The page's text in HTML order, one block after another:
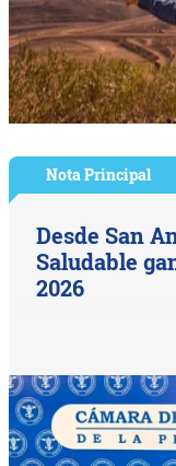
Nota Principal
Desde San
Saludable
2026